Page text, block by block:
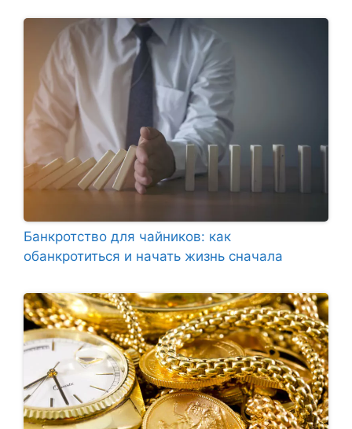
Банкротство для чайников: как
обанкротиться и начать жизнь сначала